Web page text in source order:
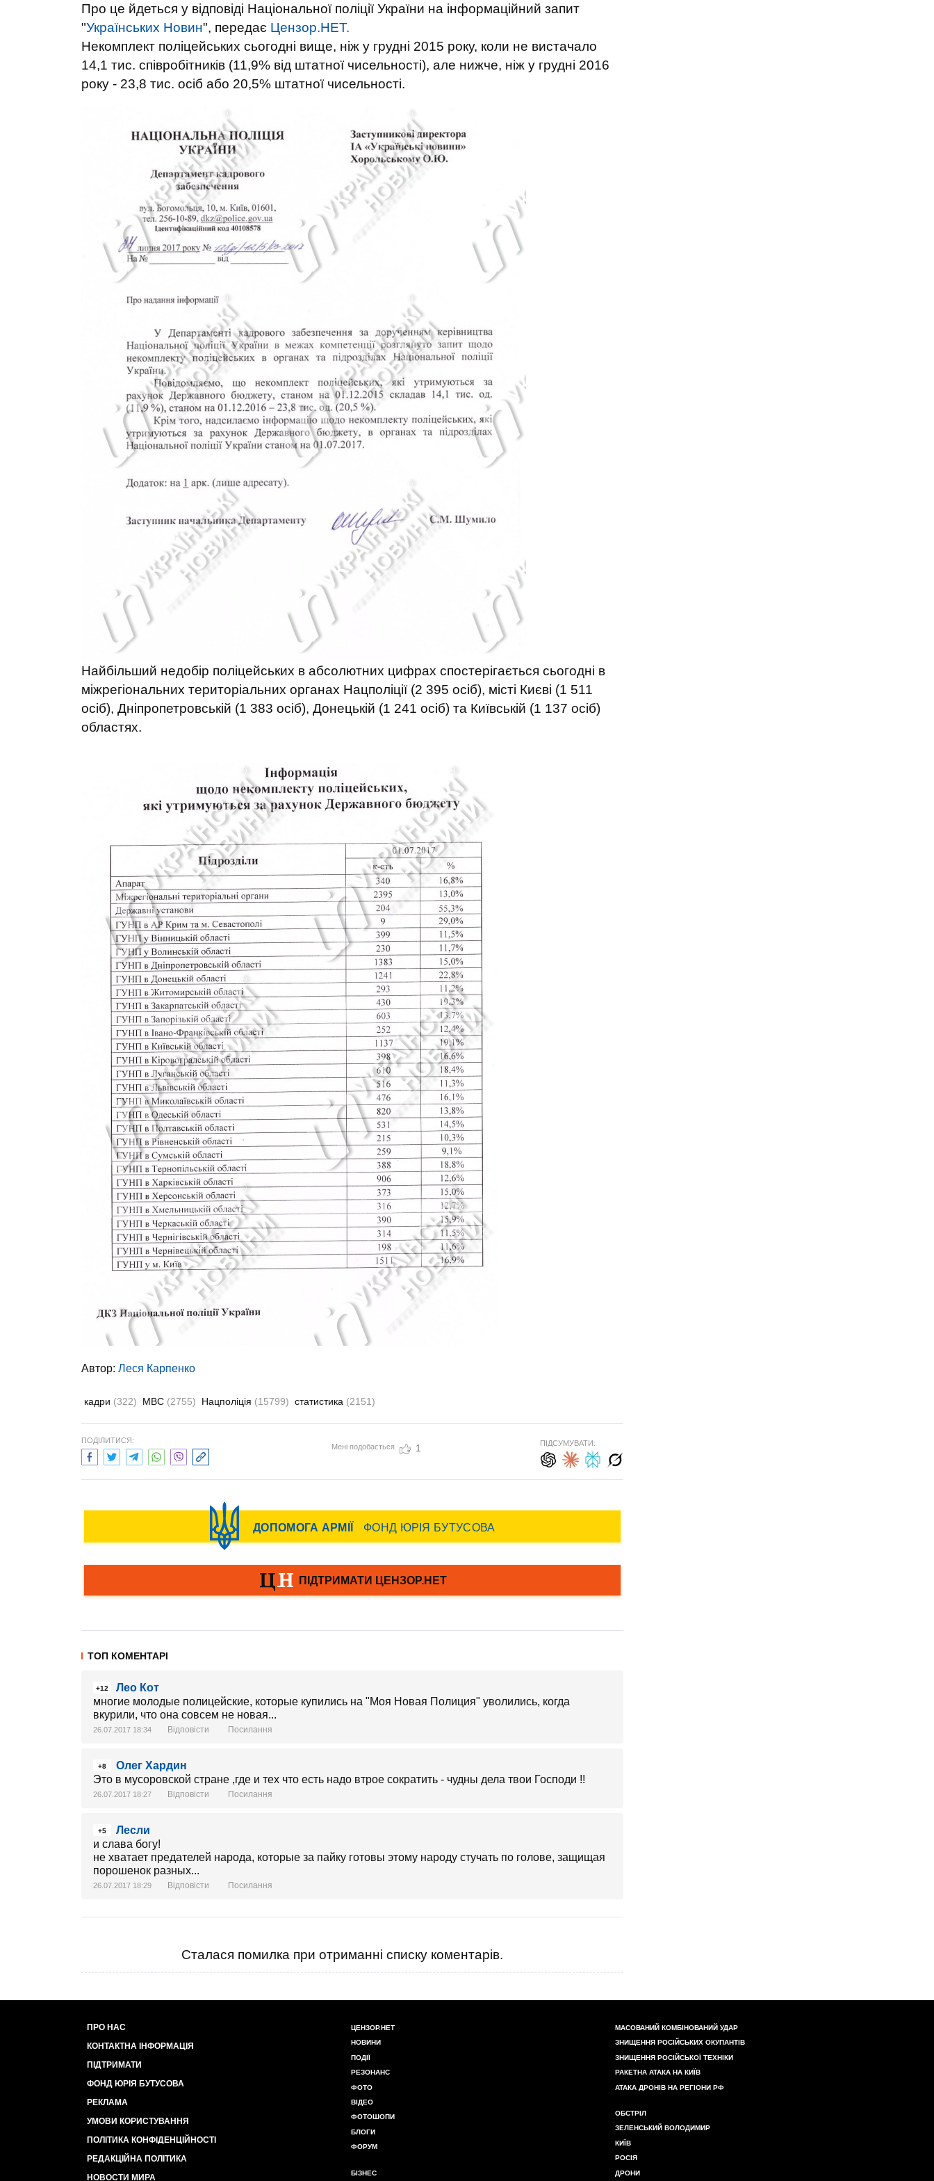
Про це йдеться у відповіді Національної поліції України на інформаційний запит
"Українських Новин", передає Цензор.НЕТ.
Некомплект поліцейських сьогодні вище, ніж у грудні 2015 року, коли не вистачало
14,1 тис. співробітників (11,9% від штатної чисельності), але нижче, ніж у грудні 2016
року - 23,8 тис. осіб або 20,5% штатної чисельності.
Найбільший недобір поліцейських в абсолютних цифрах спостерігається сьогодні в
міжрегіональних територіальних органах Нацполіції (2 395 осіб), місті Києві (1 511
осіб), Дніпропетровській (1 383 осіб), Донецькій (1 241 осіб) та Київській (1 137 осіб)
областях.
Автор: Леся Карпенко
кадри (322) МВС (2755) Нацполіція (15799) статистика (2151)
ПОДІЛИТИСЯ:
Мені подобається 1 ПІДСУМУВАТИ:
ТОП КОМЕНТАРІ
+12
Лео Кот
многие молодые полицейские, которые купились на "Моя Новая Полиция" уволились, когда
вкурили, что она совсем не новая...
26.07.2017 18:34 Відповісти Посилання
+8
Олег Хардин
Это в мусоровской стране ,где и тех что есть надо втрое сократить - чудны дела твои Господи !!
26.07.2017 18:27 Відповісти Посилання
+5
Лесли
и слава богу!
не хватает предателей народа, которые за пайку готовы этому народу стучать по голове, защищая
порошенок разных...
26.07.2017 18:29 Відповісти Посилання
Сталася помилка при отриманні списку коментарів.
ПРО НАС
КОНТАКТНА ІНФОРМАЦІЯ
ПІДТРИМАТИ
ФОНД ЮРІЯ БУТУСОВА
РЕКЛАМА
УМОВИ КОРИСТУВАННЯ
ПОЛІТИКА КОНФІДЕНЦІЙНОСТІ
РЕДАКЦІЙНА ПОЛІТИКА
НОВОСТИ МИРА
ЦЕНЗОР.НЕТ
НОВИНИ
ПОДІЇ
РЕЗОНАНС
ФОТО
ВІДЕО
ФОТОШОПИ
БЛОГИ
ФОРУМ
БІЗНЕС
МАСОВАНИЙ КОМБІНОВАНИЙ УДАР
ЗНИЩЕННЯ РОСІЙСЬКИХ ОКУПАНТІВ
ЗНИЩЕННЯ РОСІЙСЬКОЇ ТЕХНІКИ
РАКЕТНА АТАКА НА КИЇВ
АТАКА ДРОНІВ НА РЕГІОНИ РФ
ОБСТРІЛ
ЗЕЛЕНСЬКИЙ ВОЛОДИМИР
КИЇВ
РОСІЯ
ДРОНИ